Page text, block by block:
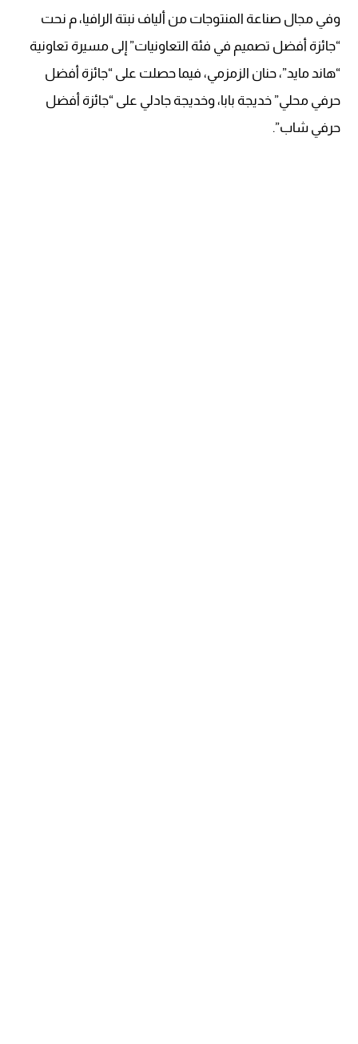
وفي مجال صناعة المنتوجات من ألياف نبتة الرافيا، م نحت
“جائزة أفضل تصميم في فئة التعاونيات” إلى مسيرة تعاونية
“هاند مايد”، حنان الزمزمي، فيما حصلت على “جائزة أفضل
حرفي محلي” خديجة بابا، وخديجة جادلي على “جائزة أفضل
حرفي شاب”.